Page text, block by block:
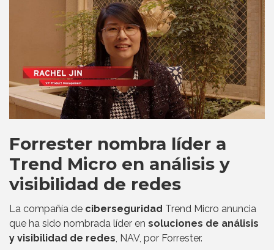
Forrester nombra líder a
Trend Micro en análisis y
visibilidad de redes
La compañía de ciberseguridad Trend Micro anuncia
que ha sido nombrada líder en soluciones de análisis
y visibilidad de redes , NAV, por Forrester.